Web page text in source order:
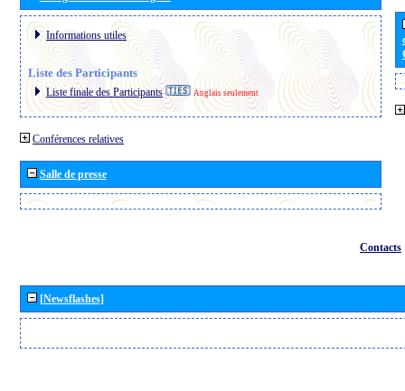
Informations utiles
Liste des Participants
Liste finale des Participants Anglais seulement
Conférences relatives
Salle de presse
Contacts
[Newsflashes]